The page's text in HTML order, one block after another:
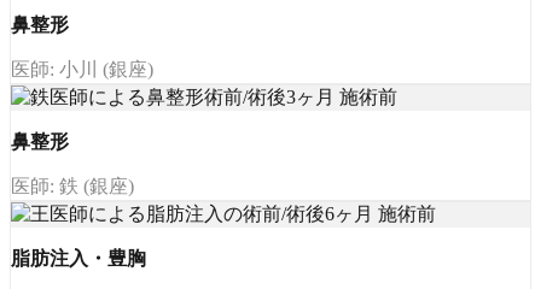
鼻整形
医師: 小川 (銀座)
鼻整形
医師: 鉄 (銀座)
脂肪注入・豊胸